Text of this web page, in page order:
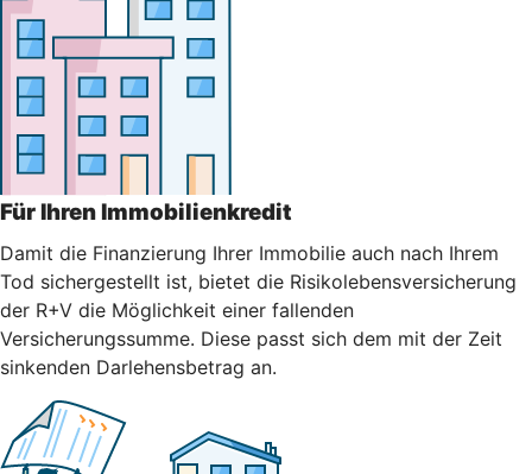
Für Ihren Immobilienkredit
Damit die Finanzierung Ihrer Immobilie auch nach Ihrem
Tod sichergestellt ist, bietet die Risikolebensversicherung
der R+V die Möglichkeit einer fallenden
Versicherungssumme. Diese passt sich dem mit der Zeit
sinkenden Darlehensbetrag an.